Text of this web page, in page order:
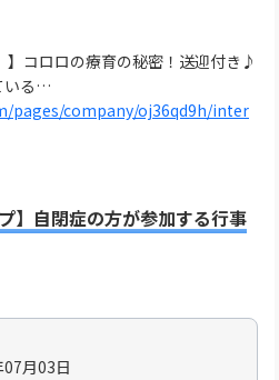
】コロロの療育の秘密！送迎付き♪
いる…
pages/company/oj36qd9h/inter
】自閉症の方が参加する行事
月03日